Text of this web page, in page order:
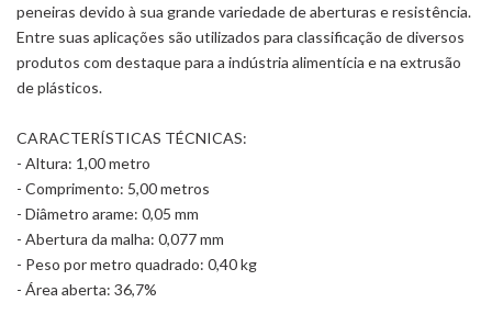
peneiras devido à sua grande variedade de aberturas e resistência.
Entre suas aplicações são utilizados para classificação de diversos
produtos com destaque para a indústria alimentícia e na extrusão
de plásticos.
CARACTERÍSTICAS TÉCNICAS:
- Altura: 1,00 metro
- Comprimento: 5,00 metros
- Diâmetro arame: 0,05 mm
- Abertura da malha: 0,077 mm
- Peso por metro quadrado: 0,40 kg
- Área aberta: 36,7%